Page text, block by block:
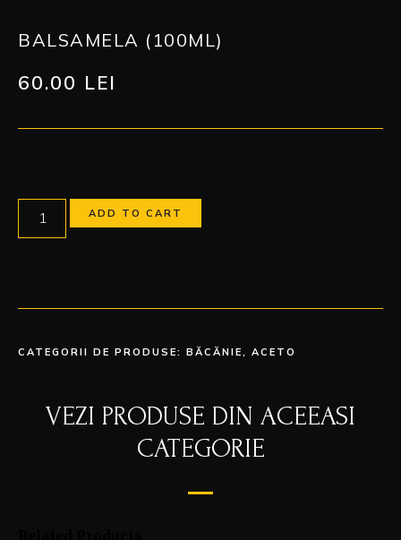
BALSAMELA (100ML)
60.00 LEI
ADD TO CART
CATEGORII DE PRODUSE: BĂCĂNIE , ACETO
VEZI PRODUSE DIN ACEEASI
CATEGORIE